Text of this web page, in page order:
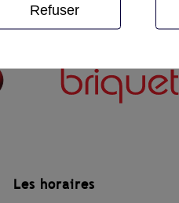
Les horaires
Refuser